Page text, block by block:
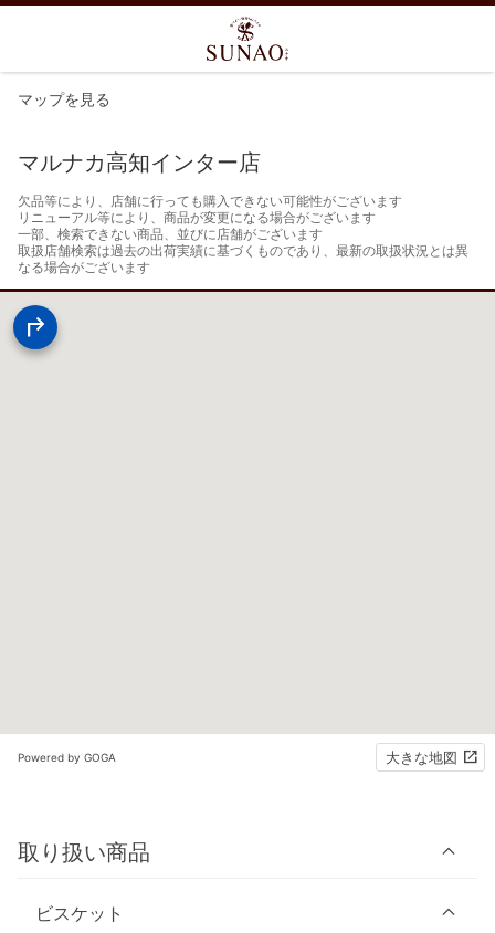
マップを見る
マルナカ高知インター店
欠品等により、店舗に行っても購入できない可能性がございます
リニューアル等により、商品が変更になる場合がございます
一部、検索できない商品、並びに店舗がございます
取扱店舗検索は過去の出荷実績に基づくものであり、最新の取扱状況とは異
なる場合がございます
Powered by GOGA 大きな地図
取り扱い商品
ビスケット